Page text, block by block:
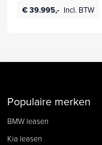
€ 39.995,- Incl. BTW
Populaire merken
BMW leasen
Kia leasen